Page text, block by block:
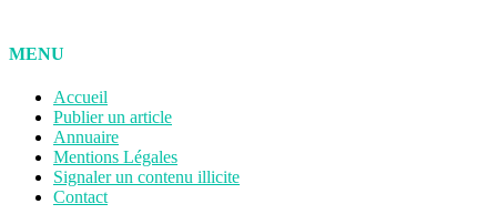
MENU
Accueil
Publier un article
Annuaire
Mentions Légales
Signaler un contenu illicite
Contact